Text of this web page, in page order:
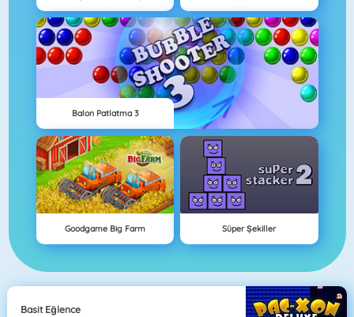
Balon Patlatma 3
Goodgame Big Farm Süper Şekiller
Basit Eğlence